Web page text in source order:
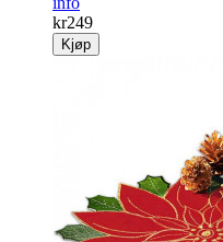
kr249
Kjøp